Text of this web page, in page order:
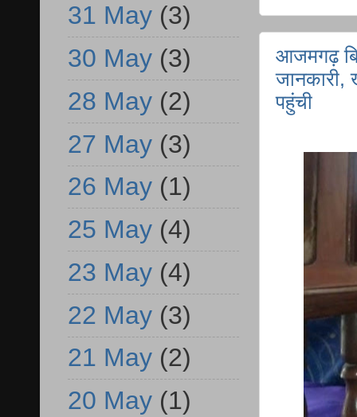
आजमगढ़
जानकारी,
पहुंची
31 May (3)
30 May (3)
28 May (2)
27 May (3)
26 May (1)
25 May (4)
23 May (4)
22 May (3)
21 May (2)
20 May (1)